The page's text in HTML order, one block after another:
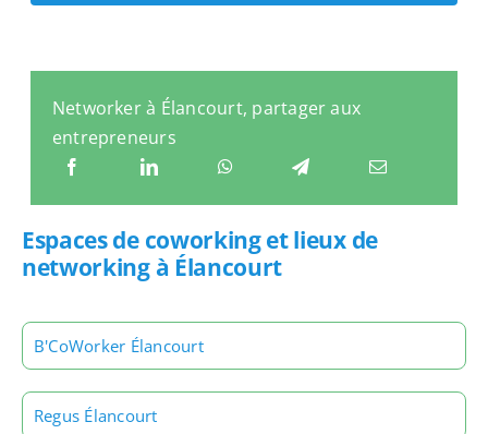
Networker à Élancourt, partager aux
entrepreneurs
Espaces de coworking et lieux de
networking à Élancourt
B'CoWorker Élancourt
Regus Élancourt